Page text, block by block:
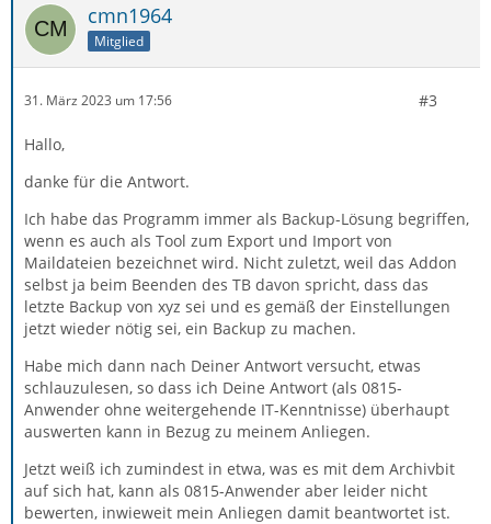
cmn1964
Mitglied
31. März 2023 um 17:56 #3
Hallo,
danke für die Antwort.
Ich habe das Programm immer als Backup-Lösung begriffen,
wenn es auch als Tool zum Export und Import von
Maildateien bezeichnet wird. Nicht zuletzt, weil das Addon
selbst ja beim Beenden des TB davon spricht, dass das
letzte Backup von xyz sei und es gemäß der Einstellungen
jetzt wieder nötig sei, ein Backup zu machen.
Habe mich dann nach Deiner Antwort versucht, etwas
schlauzulesen, so dass ich Deine Antwort (als 0815-
Anwender ohne weitergehende IT-Kenntnisse) überhaupt
auswerten kann in Bezug zu meinem Anliegen.
Jetzt weiß ich zumindest in etwa, was es mit dem Archivbit
auf sich hat, kann als 0815-Anwender aber leider nicht
bewerten, inwieweit mein Anliegen damit beantwortet ist.